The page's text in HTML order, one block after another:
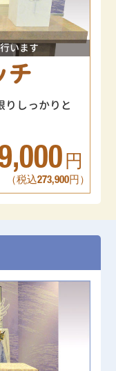
います
チ
りしっかりと
円
（税込273,900円）